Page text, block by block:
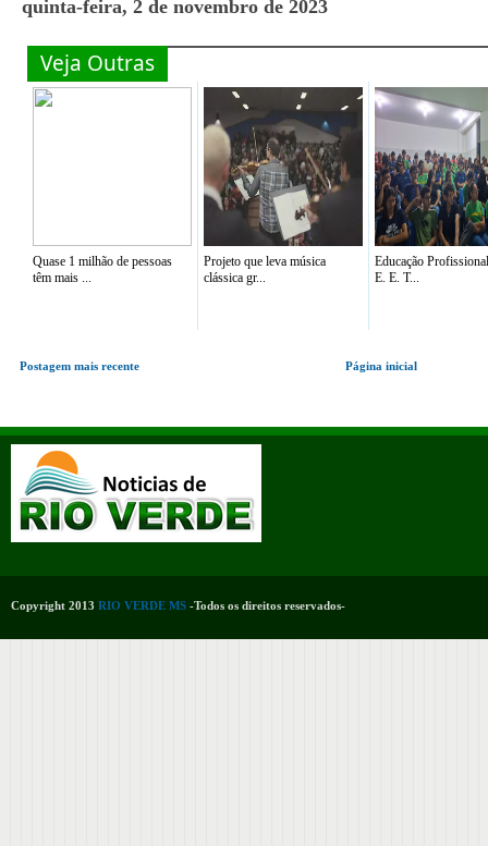
quinta-feira, 2 de novembro de 2023
Veja Outras
Quase 1 milhão de pessoas
têm mais ...
Projeto que leva música
clássica gr...
Educação
E. E. T...
Postagem mais recente Página inicial
Copyright 2013 RIO VERDE MS -Todos os direitos reservados-